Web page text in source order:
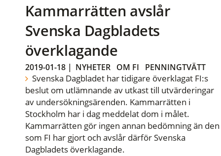
Kammarrätten avslår
Svenska Dagbladets
överklagande
2019-01-18| NYHETER OM FI PENNINGTVÄTT
Svenska Dagbladet har tidigare överklagat FI:s
beslut om utlämnande av utkast till utvärderingar
av undersökningsärenden. Kammarrätten i
Stockholm har i dag meddelat dom i målet.
Kammarrätten gör ingen annan bedömning än den
som FI har gjort och avslår därför Svenska
Dagbladets överklagande.